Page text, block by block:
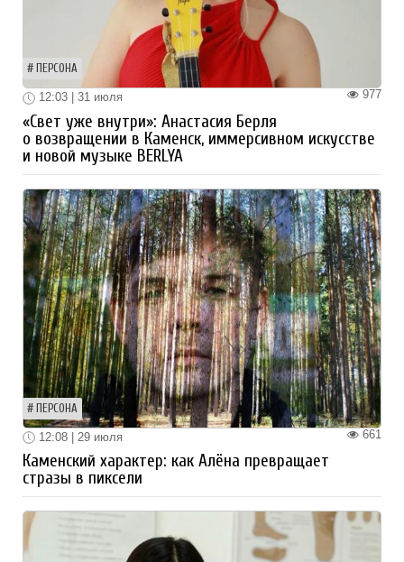
ПЕРСОНА
977
12:03 | 31 июля
«Свет уже внутри»: Анастасия Берля
о возвращении в Каменск, иммерсивном искусстве
и новой музыке BERLYA
ПЕРСОНА
661
12:08 | 29 июля
Каменский характер: как Алёна превращает
стразы в пиксели